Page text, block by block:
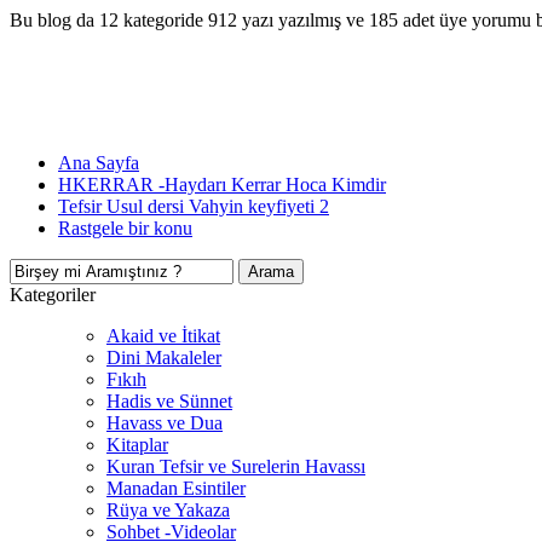
Bu blog da 12 kategoride 912 yazı yazılmış ve 185 adet üye yorumu
Ana Sayfa
HKERRAR -Haydarı Kerrar Hoca Kimdir
Tefsir Usul dersi Vahyin keyfiyeti 2
Rastgele bir konu
Kategoriler
Akaid ve İtikat
Dini Makaleler
Fıkıh
Hadis ve Sünnet
Havass ve Dua
Kitaplar
Kuran Tefsir ve Surelerin Havassı
Manadan Esintiler
Rüya ve Yakaza
Sohbet -Videolar